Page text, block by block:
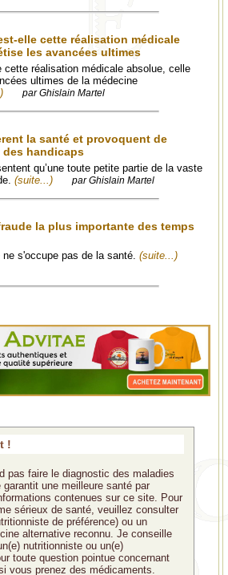
elle cette réalisation médicale
les avancées ultimes
cette réalisation médicale absolue, celle
ultimes de la médecine
par Ghislain Martel
la santé et provoquent de
des handicaps
qu’une toute petite partie de la vaste
(suite...) par Ghislain Martel
la plus importante des temps
s'occupe pas de la santé. (suite...)
!
pas faire le diagnostic des maladies
une meilleure santé par
contenues sur ce site. Pour
sérieux de santé, veuillez consulter
de préférence) ou un
alternative reconnu. Je conseille
nutritionniste ou un(e)
toute question pointue concernant
vous prenez des médicaments.